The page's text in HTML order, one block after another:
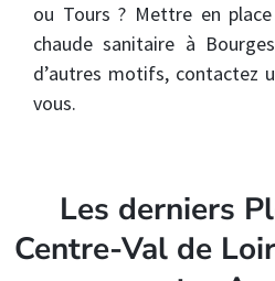
ou Tours ? Mettre en
chaude sanitaire à
d’autres motifs, contactez
vous.
Les derniers
Centre-Val de